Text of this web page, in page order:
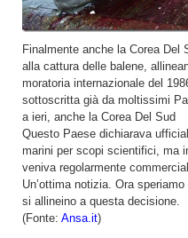
Finalmente anche la Corea Del
alla cattura delle balene,
moratoria internazionale del
sottoscritta già da moltissimi
a ieri, anche la Corea Del Sud
Questo Paese dichiarava
marini per scopi scientifici, ma
veniva regolarmente
Un’ottima notizia. Ora
si allineino a questa decisione.
(Fonte: Ansa.it)